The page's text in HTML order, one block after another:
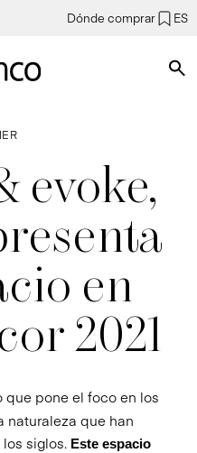
Dónde comprar ES
evoke,
en
2021
que pone el foco en los
naturaleza que han
siglos. Este espacio